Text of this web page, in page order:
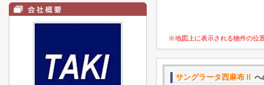
※地図上に表示される物件の位
サングラータ西麻布Ⅱ へ